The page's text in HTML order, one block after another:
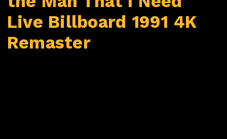
Live Billboard 1991 4K
Remaster